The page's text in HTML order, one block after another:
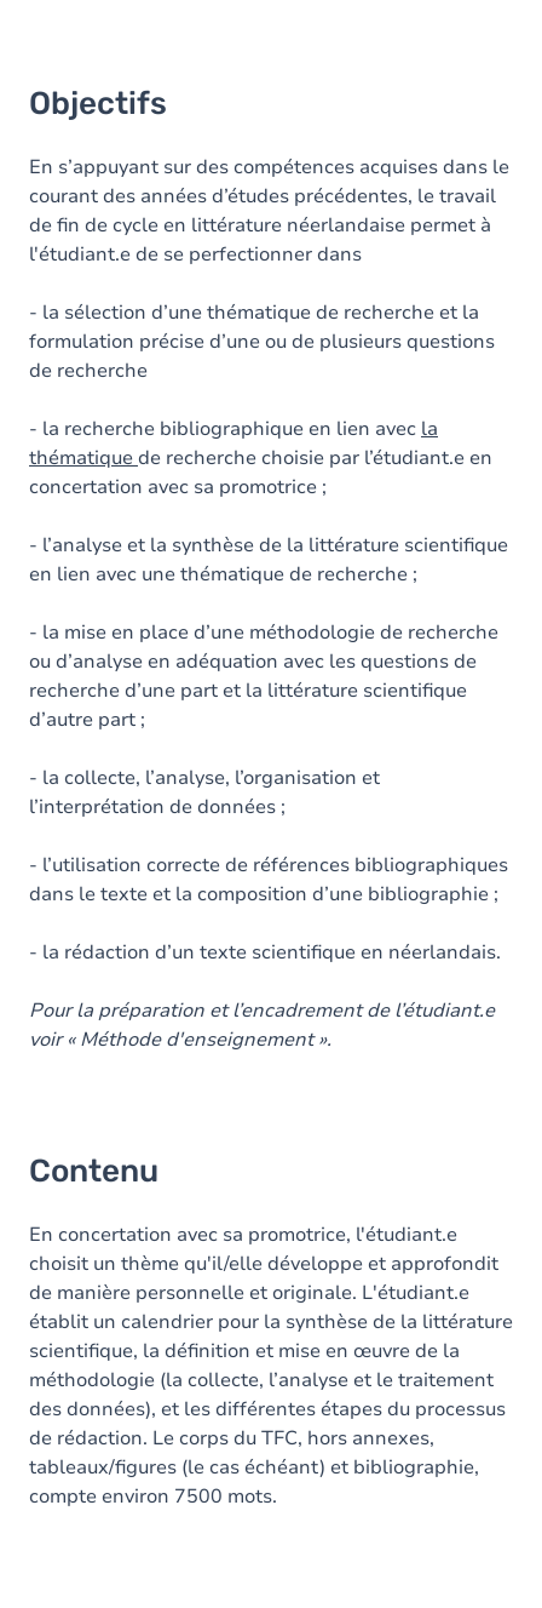
Objectifs
En s’appuyant sur des compétences acquises dans le
courant des années d’études précédentes, le travail
de fin de cycle en littérature néerlandaise permet à
l'étudiant.e de se perfectionner dans
- la sélection d’une thématique de recherche et la
formulation précise d’une ou de plusieurs questions
de recherche
- la recherche bibliographique en lien avec la
thématiquede recherche choisie par l’étudiant.e en
concertation avec sa promotrice ;
- l’analyse et la synthèse de la littérature scientifique
en lien avec une thématique de recherche ;
- la mise en place d’une méthodologie de recherche
ou d’analyse en adéquation avec les questions de
recherche d’une part et la littérature scientifique
d’autre part ;
- la collecte, l’analyse, l’organisation et
l’interprétation de données ;
- l’utilisation correcte de références bibliographiques
dans le texte et la composition d’une bibliographie ;
- la rédaction d’un texte scientifique en néerlandais.
Pour la préparation et l’encadrement de l’étudiant.e
voir « Méthode d'enseignement ».
Contenu
En concertation avec sa promotrice, l'étudiant.e
choisit un thème qu'il/elle développe et approfondit
de manière personnelle et originale. L'étudiant.e
établit un calendrier pour la synthèse de la littérature
scientifique, la définition et mise en œuvre de la
méthodologie (la collecte, l’analyse et le traitement
des données), et les différentes étapes du processus
de rédaction. Le corps du TFC, hors annexes,
tableaux/figures (le cas échéant) et bibliographie,
compte environ 7500 mots.